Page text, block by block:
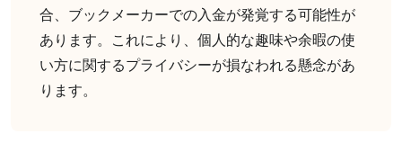
合、ブックメーカーでの入金が発覚する可能性が
あります。これにより、個人的な趣味や余暇の使
い方に関するプライバシーが損なわれる懸念があ
ります。